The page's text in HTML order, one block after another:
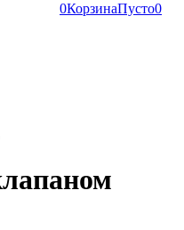
0КорзинаПусто0